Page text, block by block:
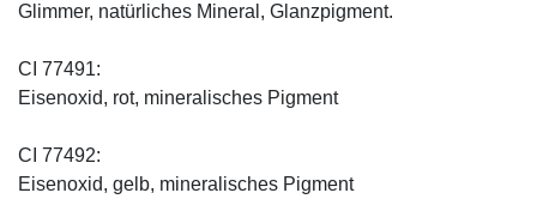
Glimmer, natürliches Mineral, Glanzpigment.
CI 77491:
Eisenoxid, rot, mineralisches Pigment
CI 77492:
Eisenoxid, gelb, mineralisches Pigment